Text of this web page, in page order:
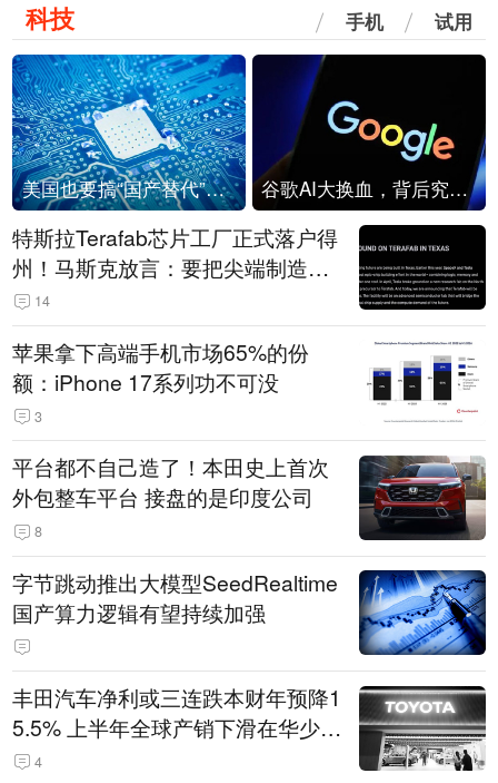
科技 手机 试用
美国也要搞“国产替代”？先算清三笔账 谷歌AI大换血，背后究竟发生了什么？
特斯拉Terafab芯片工厂正式落户得
州！马斯克放言：要把尖端制造带
回美国
14
苹果拿下高端手机市场65%的份
额：iPhone 17系列功不可没
3
平台都不自己造了！本田史上首次
外包整车平台 接盘的是印度公司
8
字节跳动推出大模型SeedRealtime
国产算力逻辑有望持续加强
丰田汽车净利或三连跌本财年预降1
5.5% 上半年全球产销下滑在华少卖
14.3万辆
4